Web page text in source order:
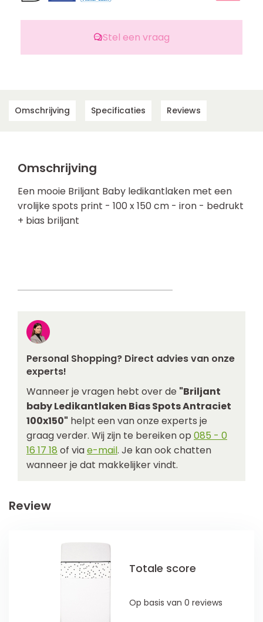
Stel een vraag
Omschrijving Specificaties Reviews
Omschrijving
Een mooie Briljant Baby ledikantlaken met een
vrolijke spots print - 100 x 150 cm - iron - bedrukt
+ bias briljant
Personal Shopping? Direct advies van onze
experts!
Wanneer je vragen hebt over de "Briljant
baby Ledikantlaken Bias Spots Antraciet
100x150" helpt een van onze experts je
graag verder. Wij zijn te bereiken op 085 - 0
16 17 18 of viae-mail. Je kan ook chatten
wanneer je dat makkelijker vindt.
Review
Totale score
Op basis van 0 reviews